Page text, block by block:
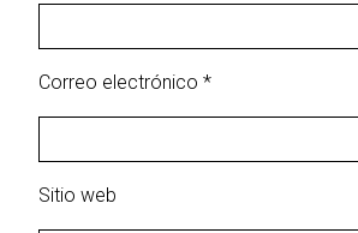
Correo electrónico *
Sitio web